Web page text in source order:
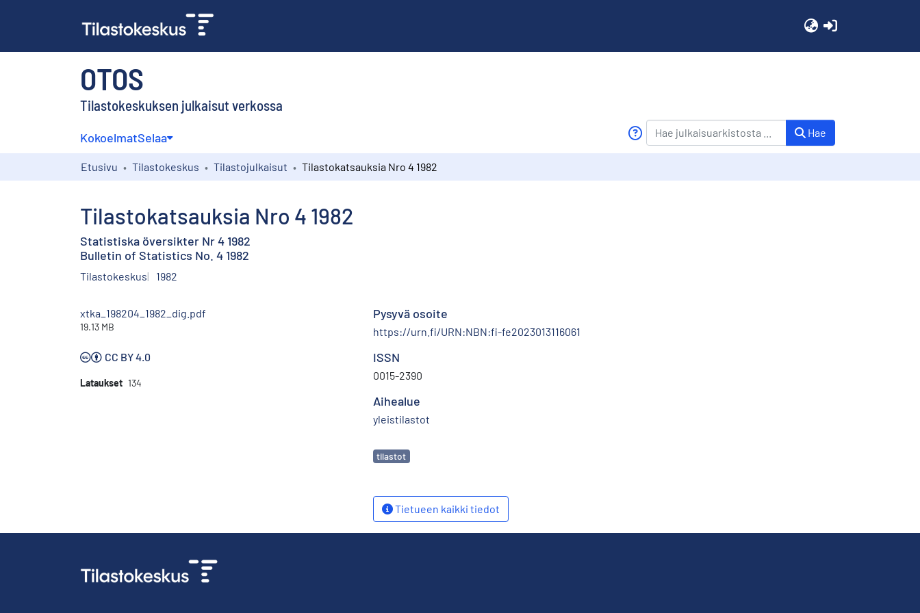
OTOS
Tilastokeskuksen julkaisut verkossa
KokoelmatSelaa Hae
Etusivu Tilastokeskus Tilastojulkaisut Tilastokatsauksia Nro 4 1982
Tilastokatsauksia Nro 4 1982
Statistiska översikter Nr 4 1982
Bulletin of Statistics No. 4 1982
Tilastokeskus 1982
xtka_198204_1982_dig.pdf
19.13 MB
CC BY 4.0
Lataukset 134
Pysyvä osoite
https://urn.fi/URN:NBN:fi-fe2023013116061
ISSN
0015-2390
Aihealue
yleistilastot
Avainsanat
tilastot
Tietueen kaikki tiedot